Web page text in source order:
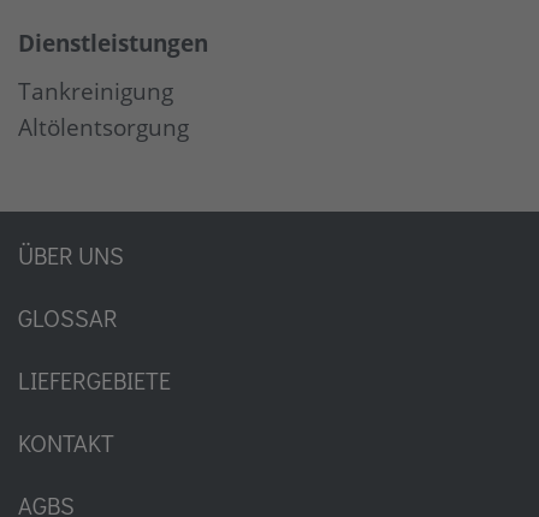
Dienstleistungen
Tankreinigung
Altölentsorgung
ÜBER UNS
GLOSSAR
LIEFERGEBIETE
KONTAKT
AGBS